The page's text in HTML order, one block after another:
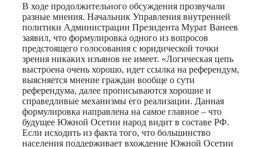
В ходе продолжительного обсуждения прозвучали
разные мнения. Начальник Управления внутренней
политики Администрации Президента Мурат Ванеев
заявил, что формулировка одного из вопросов
предстоящего голосования с юридической точки
зрения никаких изъянов не имеет. «Логическая цепь
выстроена очень хорошо, идет ссылка на референдум,
выясняется мнение граждан вообще о сути
референдума, далее прописываются хорошие и
справедливые механизмы его реализации. Данная
формулировка направлена на самое главное – что
будущее Южной Осетии народ видит в составе РФ.
Если исходить из факта того, что большинство
населения поддерживает вхождение Южной Осетии